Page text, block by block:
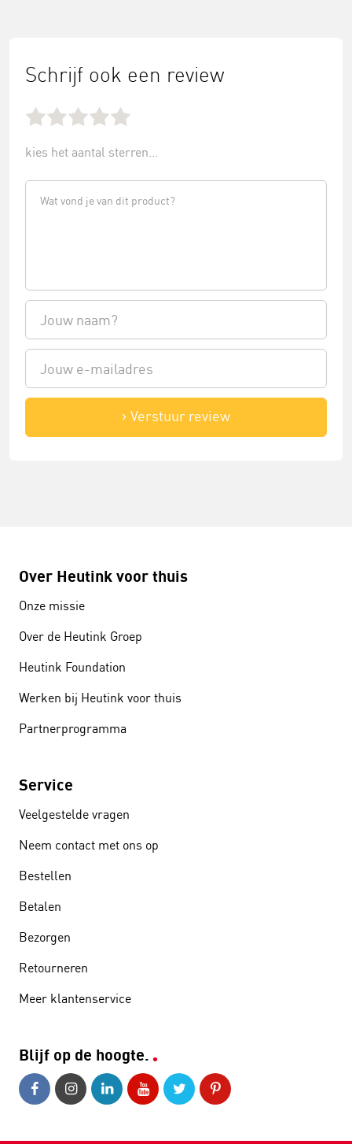
Schrijf ook een review
kies het aantal sterren...
Verstuur review
Over Heutink voor thuis
Onze missie
Over de Heutink Groep
Heutink Foundation
Werken bij Heutink voor thuis
Partnerprogramma
Service
Veelgestelde vragen
Neem contact met ons op
Bestellen
Betalen
Bezorgen
Retourneren
Meer klantenservice
Blijf op de hoogte.